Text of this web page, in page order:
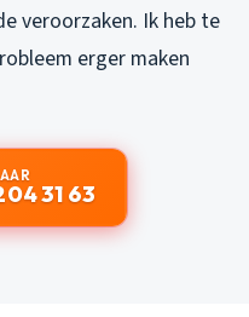
veroorzaken. Ik heb te
erger maken
31 63